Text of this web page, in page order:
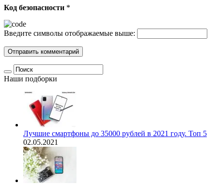
Код безопасности *
Введите символы отображаемые выше:
Наши подборки
Лучшие смартфоны до 35000 рублей в 2021 году. Топ 5
02.05.2021